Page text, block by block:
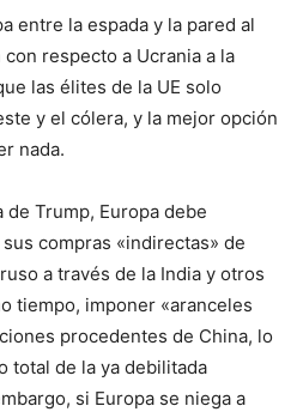
entre la espada y la pared al
respecto a Ucrania a la
las élites de la UE solo
y el cólera, y la mejor opción
nada.
Trump, Europa debe
compras «indirectas» de
a través de la India y otros
tiempo, imponer «aranceles
procedentes de China, lo
total de la ya debilitada
si Europa se niega a